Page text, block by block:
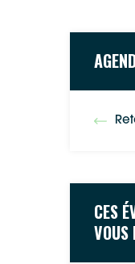
CES
VOUS